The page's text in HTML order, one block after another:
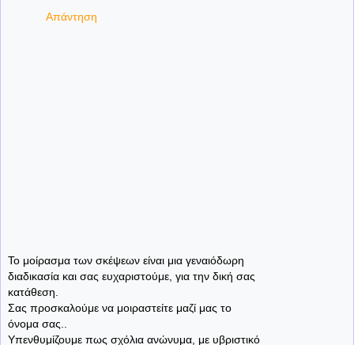
Απάντηση
Το μοίρασμα των σκέψεων είναι μια γεναιόδωρη
διαδικασία και σας ευχαριστούμε, για την δική σας
κατάθεση.
Σας προσκαλούμε να μοιραστείτε μαζί μας το
όνομα σας..
Υπενθυμίζουμε πως σχόλια ανώνυμα, με υβριστικό